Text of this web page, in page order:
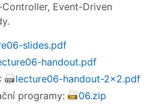
Event-Driven
slides.pdf
handout.pdf
lecture06-handout-2x2.pdf
programy:
06.zip